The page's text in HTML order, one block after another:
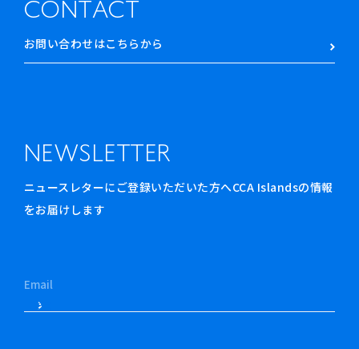
CONTACT
お問い合わせはこちらから
NEWSLETTER
ニュースレターにご登録いただいた方へCCA Islandsの情報
をお届けします